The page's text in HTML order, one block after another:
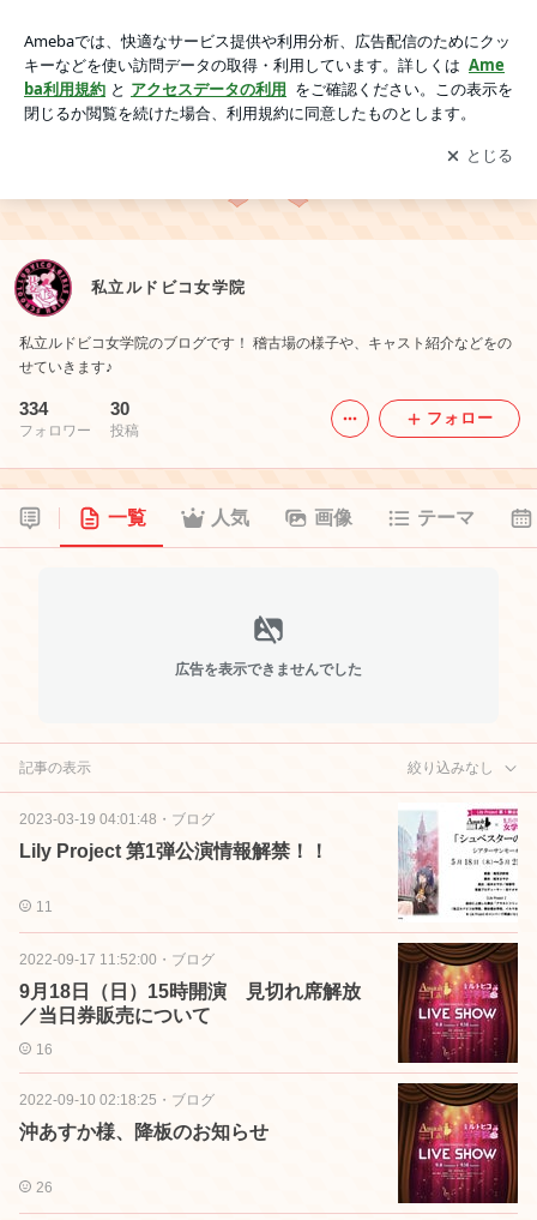
アプリをダウンロードして ブログの更新通知
を受け取りまし
ょう。
開く
私立ルドビコ女学院
私立ルドビコ女学院のブログです！ 稽古場の様子や、キャスト紹介などをの
せていきます♪
334
フォロワー
30
投稿
フォロー
一覧 人気 画像 テーマ
広告を表示できませんでした
記事の表示 絞り込みなし
2023-03-19 04:01:48 ・ ブログ
Lily Project 第1弾公演情報解禁！！
11
2022-09-17 11:52:00 ・ ブログ
9月18日（日）15時開演 見切れ席解放
／当日券販売について
16
2022-09-10 02:18:25 ・ ブログ
沖あすか様、降板のお知らせ
26